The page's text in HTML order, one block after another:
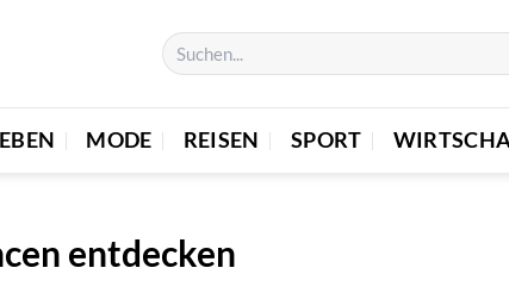
MODE REISEN SPORT
entdecken